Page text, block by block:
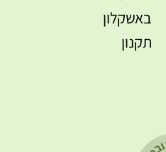
באשקלון
תקנון